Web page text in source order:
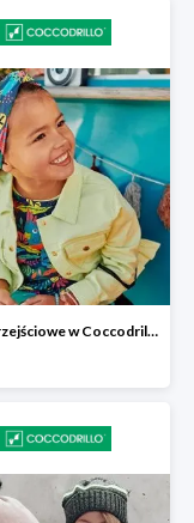
Kurtki przejściowe w Coccodrillo do -40%